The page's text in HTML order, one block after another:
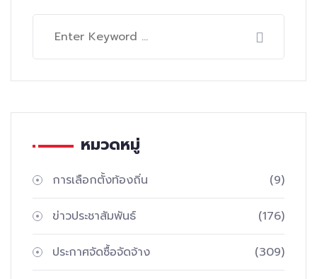
หมวดหมู่
การเลือกตั้งท้องถิ่น (9)
ข่าวประชาสัมพันธ์ (176)
ประกาศจัดซื้อจัดจ้าง (309)